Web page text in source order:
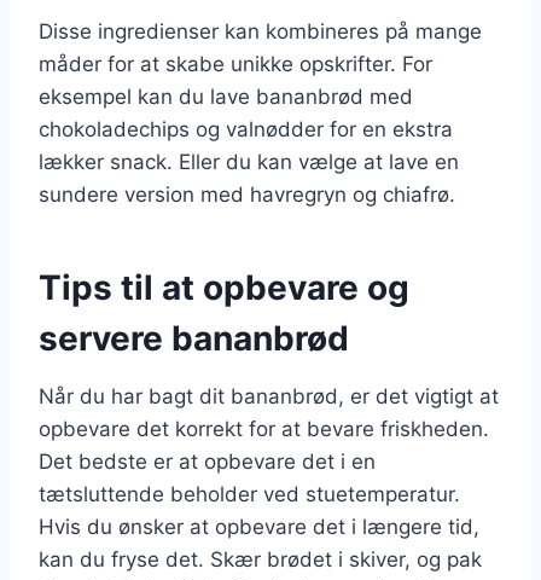
Disse ingredienser kan kombineres på mange
måder for at skabe unikke opskrifter. For
eksempel kan du lave bananbrød med
chokoladechips og valnødder for en ekstra
lækker snack. Eller du kan vælge at lave en
sundere version med havregryn og chiafrø.
Tips til at opbevare og
servere bananbrød
Når du har bagt dit bananbrød, er det vigtigt at
opbevare det korrekt for at bevare friskheden.
Det bedste er at opbevare det i en
tætsluttende beholder ved stuetemperatur.
Hvis du ønsker at opbevare det i længere tid,
kan du fryse det. Skær brødet i skiver, og pak